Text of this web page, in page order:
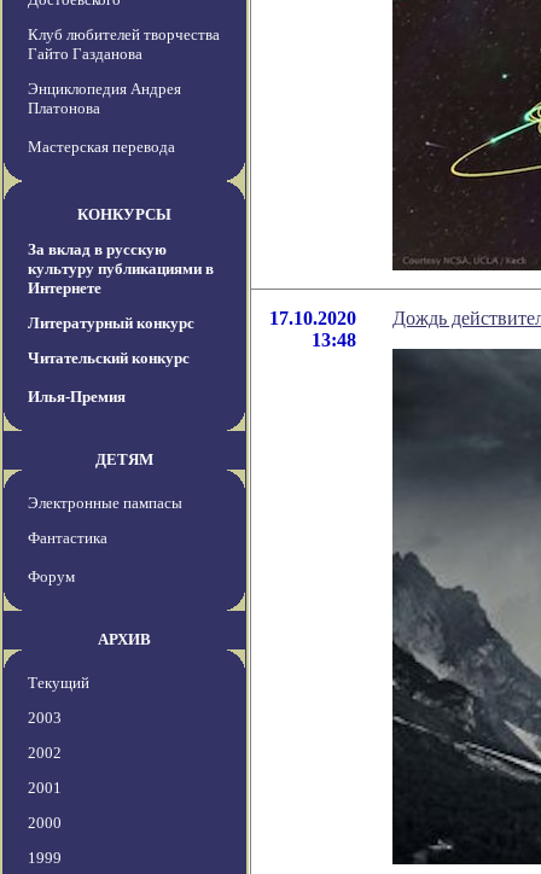
Клуб любителей творчества
Гайто Газданова
Энциклопедия Андрея
Платонова
Мастерская перевода
КОНКУРСЫ
За вклад в русскую
культуру публикациями в
Интернете
Литературный конкурс
Читательский конкурс
Илья-Премия
ДЕТЯМ
Электронные пампасы
Фантастика
Форум
АРХИВ
Текущий
2003
2002
2001
2000
1999
17.10.2020
13:48
Дождь